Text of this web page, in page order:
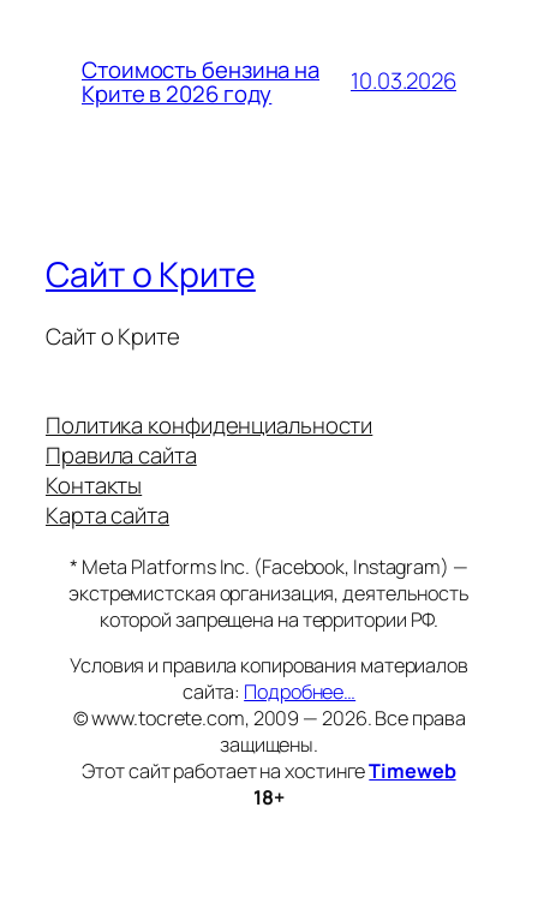
Стоимость бензина на
Крите в 2026 году 10.03.2026
Сайт о Крите
Сайт о Крите
Политика конфиденциальности
Правила сайта
Контакты
Карта сайта
* Meta Platforms Inc. (Facebook, Instagram) —
экстремистская организация, деятельность
которой запрещена на территории РФ.
Условия и правила копирования материалов
сайта: Подробнее…
© www.tocrete.com, 2009 — 2026. Все права
защищены.
Этот сайт работает на хостингеTimeweb
18+